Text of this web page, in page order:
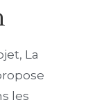
La
les